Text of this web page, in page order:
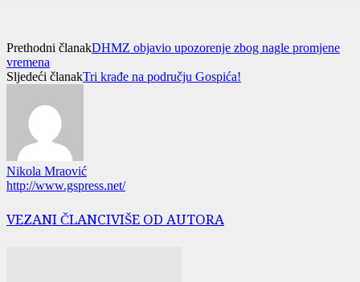
Prethodni članakDHMZ objavio upozorenje zbog nagle promjene
vremena
Sljedeći članakTri krađe na području Gospića!
Nikola Mraović
http://www.gspress.net/
VEZANI ČLANCIVIŠE OD AUTORA